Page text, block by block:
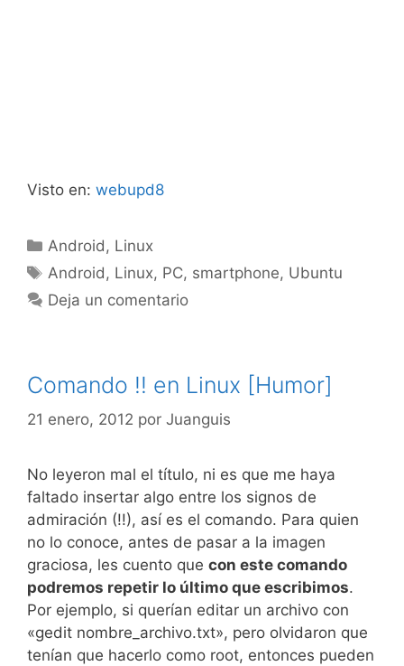
Visto en: webupd8
Categorías
Android , Linux
Etiquetas
Android , Linux, PC, smartphone, Ubuntu
Deja un comentario
Comando !! en Linux [Humor]
21 enero, 2012 por Juanguis
No leyeron mal el título, ni es que me haya
faltado insertar algo entre los signos de
admiración (!!), así es el comando. Para quien
no lo conoce, antes de pasar a la imagen
graciosa, les cuento que con este comando
podremos repetir lo último que escribimos.
Por ejemplo, si querían editar un archivo con
«gedit nombre_archivo.txt», pero olvidaron que
tenían que hacerlo como root, entonces pueden